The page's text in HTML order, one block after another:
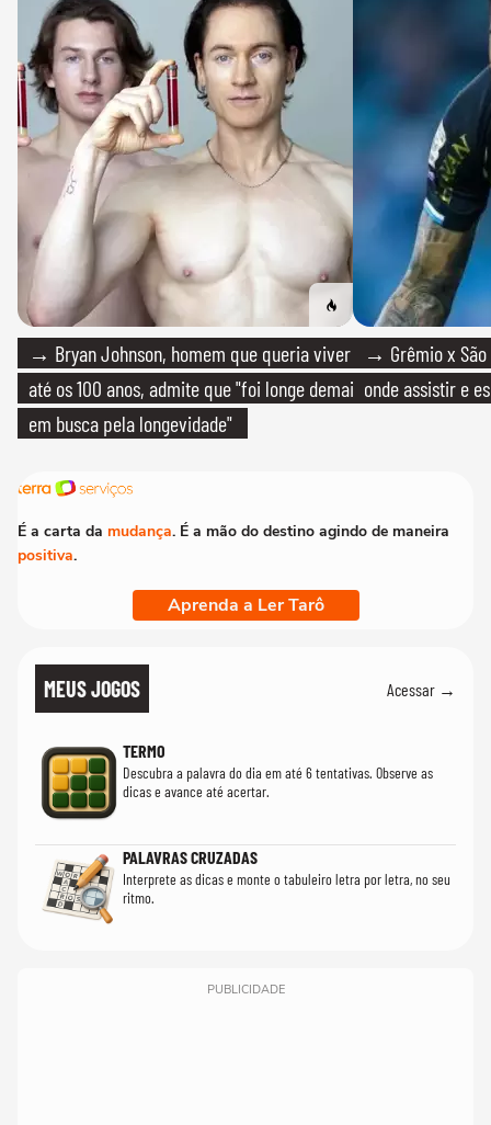
→ Bryan Johnson, homem que queria viver
até os 100 anos, admite que "foi longe demais
em busca pela longevidade"
→ Grêmio x São
onde assistir e
É a carta da mudança. É a mão do destino agindo de maneira
positiva.
Aprenda a Ler Tarô
MEUS JOGOS Acessar →
TERMO
Descubra a palavra do dia em até 6 tentativas. Observe as
dicas e avance até acertar.
PALAVRAS CRUZADAS
Interprete as dicas e monte o tabuleiro letra por letra, no seu
ritmo.
PUBLICIDADE